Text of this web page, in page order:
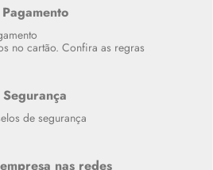
Pagamento
no cartão. Confira as regras
Segurança
nas redes